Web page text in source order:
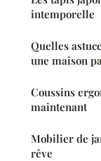
intemporelle
Quelles
une maison
Coussins
maintenant
Mobilier de
rêve